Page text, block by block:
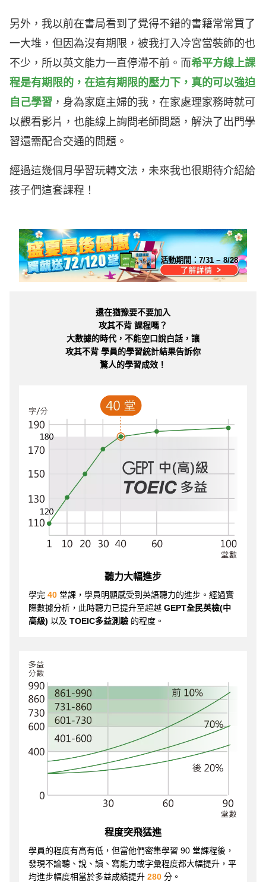
另外，我以前在書局看到了覺得不錯的書籍常常買了
一大堆，但因為沒有期限，被我打入冷宮當裝飾的也
不少，所以英文能力一直停滯不前。而希平方線上課
程是有期限的， 在這有期限的壓力下，真的可以強迫
自己學習 ，身為家庭主婦的我，在家處理家務時就可
以觀看影片，也能線上詢問老師問題，解決了出門學
習還需配合交通的問題。
經過這幾個月學習玩轉文法，未來我也很期待介紹給
孩子們這套課程！
活動期間：7/31 ~ 8/28
還在猶豫要不要加入
攻其不背 課程嗎？
大數據的時代，不能空口說白話，讓
攻其不背 學員的學習統計結果告訴你
驚人的學習成效！
聽力大幅進步
學完 40 堂課，學員明顯感受到英語聽力的進步。經過實
際數據分析，此時聽力已提升至超越 GEPT全民英檢(中
高級) 以及 TOEIC多益測驗 的程度。
程度突飛猛進
學員的程度有高有低，但當他們密集學習 90 堂課程後，
發現不論聽、說、讀、寫能力或字彙程度都大幅提升，平
均進步幅度相當於多益成績提升 280 分。